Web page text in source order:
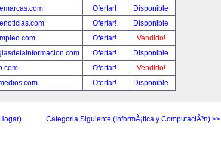
Ofertar!
Disponible
Ofertar!
Disponible
Ofertar!
Vendido!
Ofertar!
Disponible
Ofertar!
Vendido!
Ofertar! Disponible
Categoria Siguiente (InformÃ¡tica y ComputaciÃ³n) >>